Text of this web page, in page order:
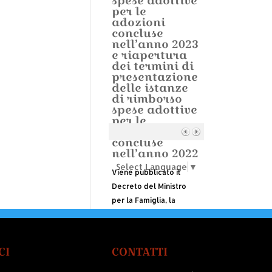
per le
adozioni
concluse
nell’anno 2023
e riapertura
dei termini di
presentazione
delle istanze
di rimborso
spese adottive
per le
concluse
nell’anno 2022
Viene pubblicato il
Decreto del Ministro
per la Famiglia, la
alla registrazione della
Select Language ▼
CONTATTI